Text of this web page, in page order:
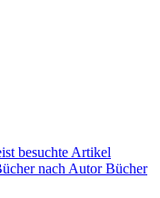
besuchte Artikel
nach AutorBücher